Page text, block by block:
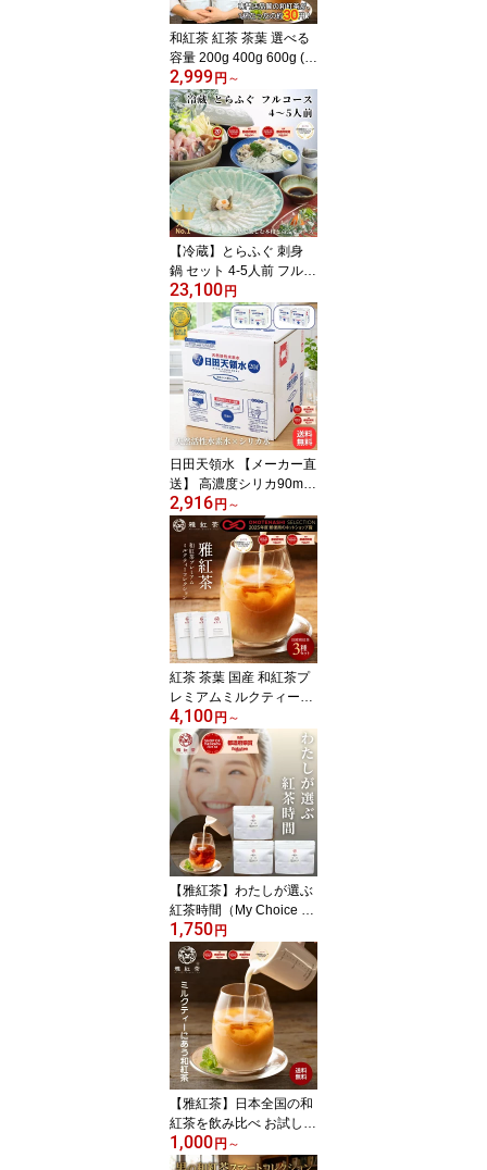
本
和紅茶 紅茶 茶葉 選べる
容量 200g 400g 600g (約
100～300杯分) 送料無料
大容量 福袋 雅紅茶 飲み
比べ 嬉野紅茶 狭山紅茶
国産 まとめ買い お徳用
自家用 ギフト 2026
2,999円 ～
【冷蔵】とらふぐ 刺身
鍋 セット 4-5人前 フルコ
ース【送料無料】ふぐ フ
グ 河豚 てっさ てっちり
唐揚げ 雑炊 ギフト お歳
暮 御歳暮 年越し お正月
内祝 グルメ お取り寄せ
栄ふく Luruspot
23,100円
日田天領水 【メーカー直
送】 高濃度シリカ90mg/
L 天然活性水素水 選べる
セット 12L×2箱 20L×1箱
10L×2箱 BIB 軟水 弱アル
カリ性 送料無料 九州 大
分 天然水 ミネラルウォ
ーター 備蓄 防災 保存水
赤ちゃん ミルク 健康 美
容 モンドセレクション金
賞
2,916円 ～
紅茶 茶葉 国産 和紅茶プ
レミアムミルクティーコ
レクション 雅紅茶 3パッ
ク×50g 計150g 送料無料
おもてなしセレクション
郵便局のネットショップ
賞 飲み比べ ランダム セ
ット お茶 ギフト 詰め合
わせ
4,100円 ～
【雅紅茶】わたしが選ぶ
紅茶時間（My Choice 2
0）15g×3銘柄（20銘柄
からお好きな和紅茶を選
べます）| 和紅茶 リーフ
国産紅茶 茶葉 和紅茶 飲
み比べ 送料無料 紅茶 【o
tameshi】| お茶 日本茶
お試しセット 丁寧な暮ら
し Luruspot
1,750円
【雅紅茶】日本全国の和
紅茶を飲み比べ お試しセ
ット : 茶葉 送料無料 メー
ル便 ミルクティーにあう
1,000円 ～